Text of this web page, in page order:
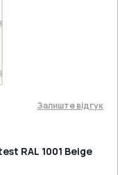
Залиште відгук
RAL 1001 Beige